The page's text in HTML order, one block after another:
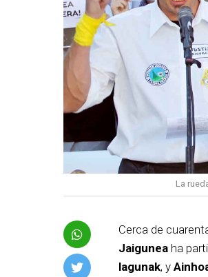
La
Cerca de
Jaigunea ha
lagunak, y